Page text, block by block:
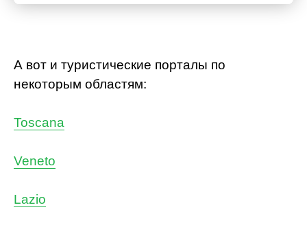
А вот и туристические порталы по
некоторым областям:
Toscana
Veneto
Lazio